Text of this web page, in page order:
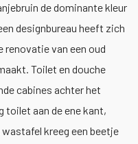
de dominante kleur
designbureau heeft zich
renovatie van een oud
Toilet en douche
cabines achter het
toilet aan de ene kant,
wastafel kreeg een beetje